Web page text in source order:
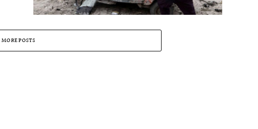
MORE POSTS